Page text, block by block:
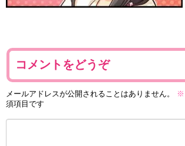
コメントをどうぞ
メールアドレスが公開されることはありません。 ※
須項目です